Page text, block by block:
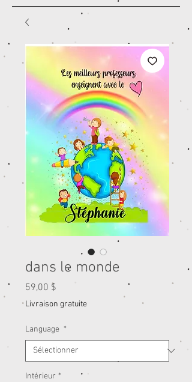
dans le monde
59,00 $
Livraison gratuite
Language *
Intérieur *